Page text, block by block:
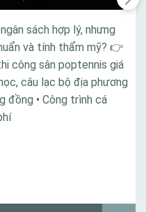
sách hợp lý, nhưng
và tính thẩm mỹ? 👉
công sân poptennis giá
câu lạc bộ địa phương
đồng • Công trình cá